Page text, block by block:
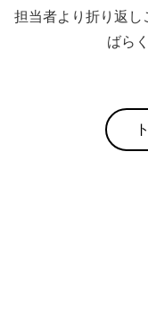
担当者より折り返し
ばら